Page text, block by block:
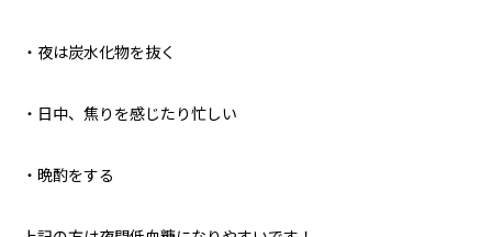
・夜は炭水化物を抜く
・日中、焦りを感じたり忙しい
・晩酌をする